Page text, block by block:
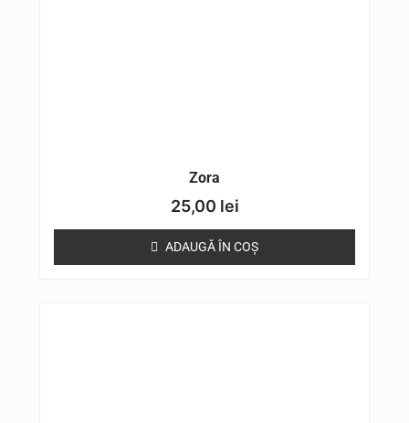
Zora
25,00 lei
ADAUGĂ ÎN COȘ